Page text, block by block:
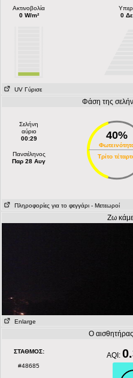
Ακτινοβολία
0 W/m²
0
UV Γύρισε
Φάση της
Σελήνη
αύριο
00:29
Πανσέληνος
Παρ 28 Αυγ
40%
Τρίτο
Πληροφορίες για το φεγγάρι - Μετεωροί
Ζω
Enlarge
Ο
ΣΤΑΘΜΟΣ:
#48685
AQI: